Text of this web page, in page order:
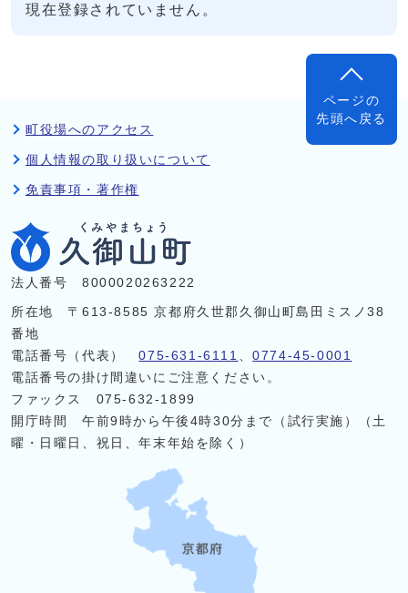
現在登録されていません。
ページの
先頭へ戻る
町役場へのアクセス
個人情報の取り扱いについて
免責事項・著作権
法人番号 8000020263222
所在地 〒613-8585 京都府久世郡久御山町島田ミスノ38
番地
電話番号（代表）075-631-6111 、0774-45-0001
電話番号の掛け間違いにご注意ください。
ファックス 075-632-1899
開庁時間 午前9時から午後4時30分まで（試行実施）（土
曜・日曜日、祝日、年末年始を除く）